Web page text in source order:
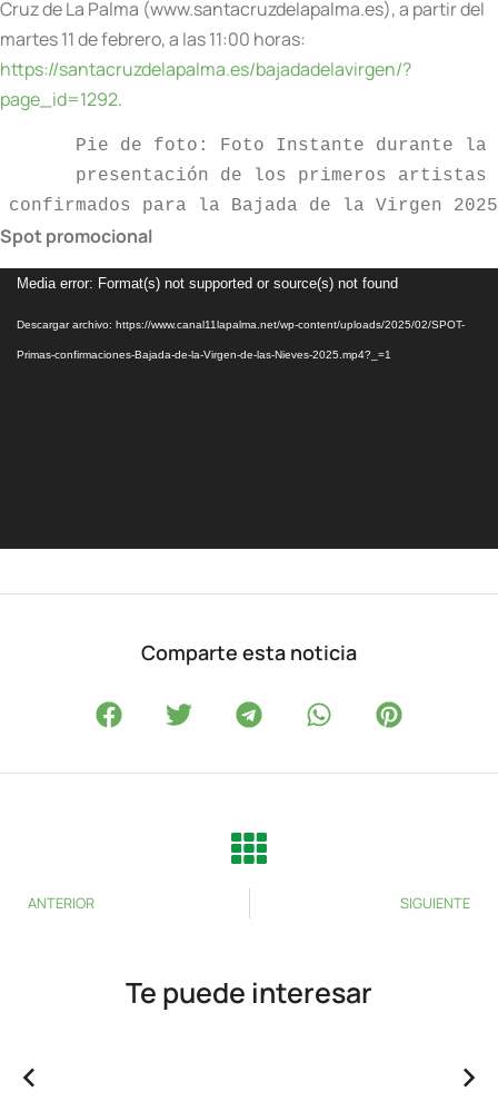
Cruz de La Palma (www.santacruzdelapalma.es), a partir del
martes 11 de febrero, a las 11:00 horas:
https://santacruzdelapalma.es/bajadadelavirgen/?
page_id=1292.
Pie de foto: Foto Instante durante la
presentación de los primeros artistas
confirmados para la Bajada de la Virgen 2025
Spot promocional
Reproductor
Media error: Format(s) not supported or source(s) not found
Descargar archivo: https://www.canal11lapalma.net/wp-content/uploads/2025/02/SPOT-
Primas-confirmaciones-Bajada-de-la-Virgen-de-las-Nieves-2025.mp4?_=1
Comparte esta noticia
ANTERIOR SIGUIENTE
Te puede interesar